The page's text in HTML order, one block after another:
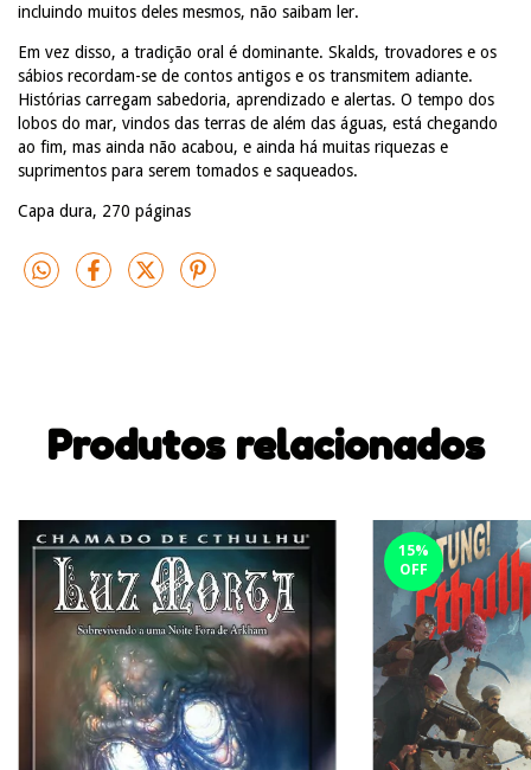
incluindo muitos deles mesmos, não saibam ler.
Em vez disso, a tradição oral é dominante. Skalds, trovadores e os
sábios recordam-se de contos antigos e os transmitem adiante.
Histórias carregam sabedoria, aprendizado e alertas. O tempo dos
lobos do mar, vindos das terras de além das águas, está chegando
ao fim, mas ainda não acabou, e ainda há muitas riquezas e
suprimentos para serem tomados e saqueados.
Capa dura, 270 páginas
Produtos relacionados
15%
OFF